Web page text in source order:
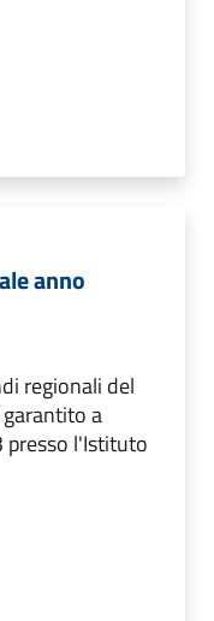
anno
regionali del
a
presso l'Istituto